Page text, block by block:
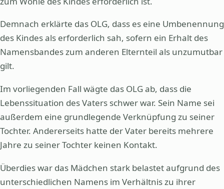
Demnach erklärte das OLG, dass es eine Umbenennung
des Kindes als erforderlich sah, sofern ein Erhalt des
Namensbandes zum anderen Elternteil als unzumutbar
gilt.
Im vorliegenden Fall wägte das OLG ab, dass die
Lebenssituation des Vaters schwer war. Sein Name sei
außerdem eine grundlegende Verknüpfung zu seiner
Tochter. Andererseits hatte der Vater bereits mehrere
Jahre zu seiner Tochter keinen Kontakt.
Überdies war das Mädchen stark belastet aufgrund des
unterschiedlichen Namens im Verhältnis zu ihrer